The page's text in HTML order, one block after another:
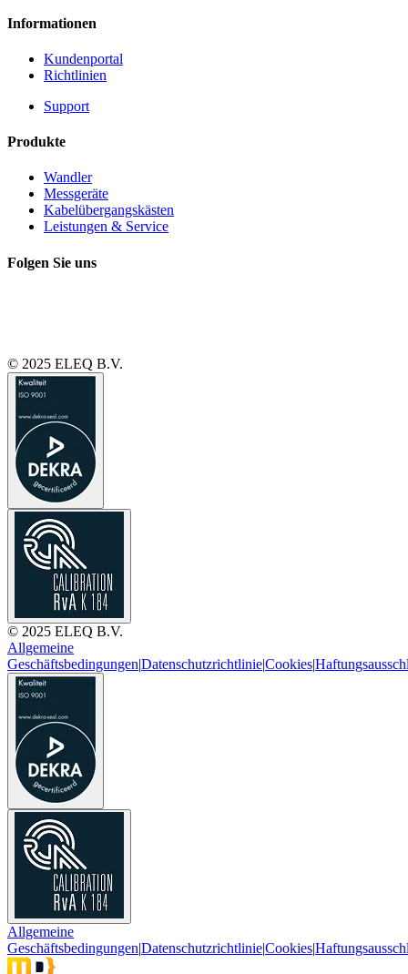
Informationen
Kundenportal
Richtlinien
Support
Produkte
Wandler
Messgeräte
Kabelübergangskästen
Leistungen & Service
Folgen Sie uns
© 2025 ELEQ B.V.
© 2025 ELEQ B.V.
Allgemeine
Geschäftsbedingungen|Datenschutzrichtlinie|Cookies|
Allgemeine
Geschäftsbedingungen|Datenschutzrichtlinie|Cookies|